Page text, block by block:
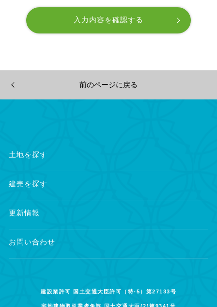
前のページに戻る
土地を探す
建売を探す
更新情報
お問い合わせ
建設業許可 国土交通大臣許可（特-5）第27133号
宅地建物取引業者免許 国土交通大臣(2)第9341号